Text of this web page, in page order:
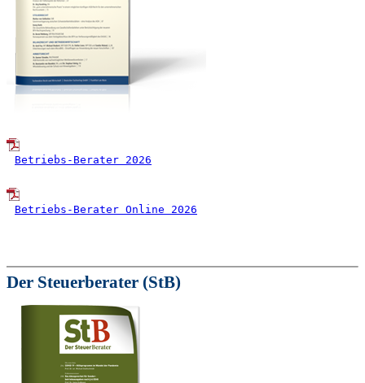
Betriebs-Berater 2026
Betriebs-Berater Online 2026
Der Steuerberater (StB)